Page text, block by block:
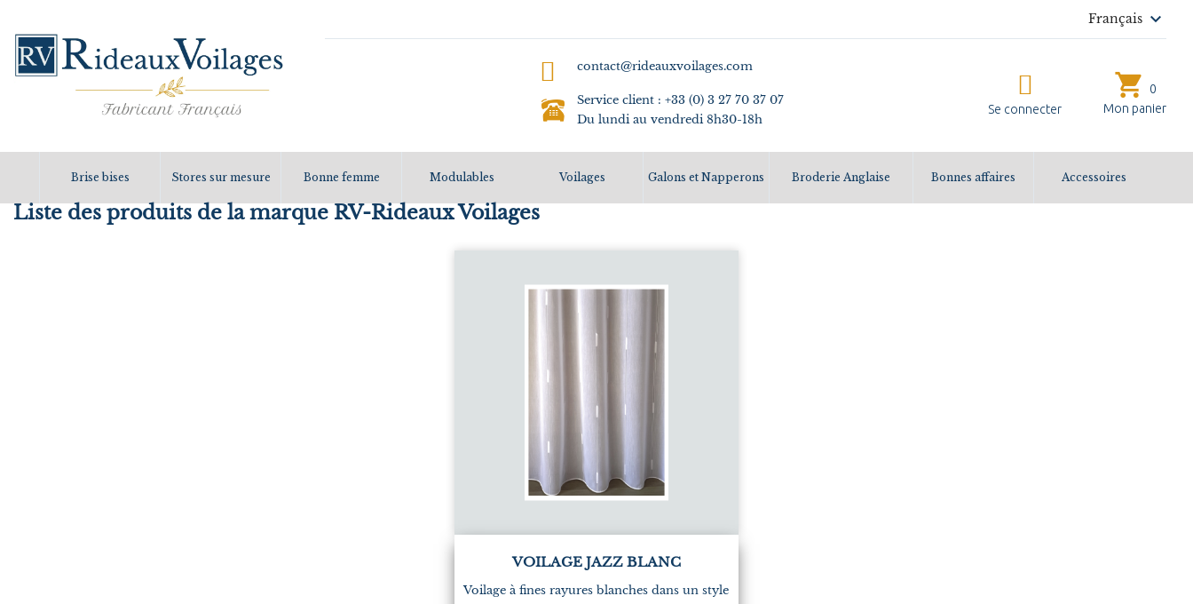
Français 
contact@rideauxvoilages.com
Service client : +33 (0) 3 27 70 37 07
Du lundi au vendredi 8h30-18h
shopping_cart
0
Mon panier
Se connecter
Brise bises Stores sur mesure Bonne femme Modulables Voilages Galons et Napperons Broderie Anglaise Bonnes affaires Accessoires
Liste des produits de la marque RV-Rideaux Voilages
VOILAGE JAZZ BLANC
Voilage à fines rayures blanches dans un style